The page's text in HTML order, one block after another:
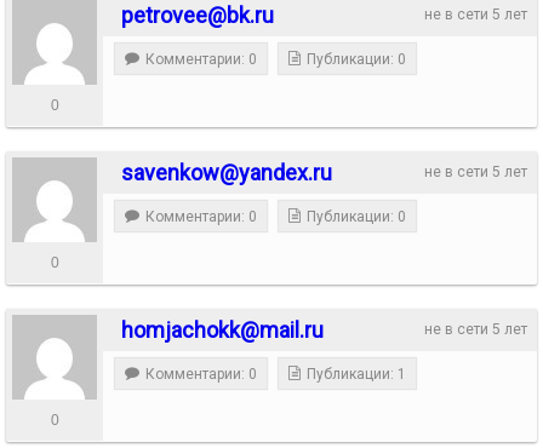
не в сети 5 лет
petrovee@bk.ru
0
Комментарии: 0 Публикации: 0
не в сети 5 лет
savenkow@yandex.ru
0
Комментарии: 0 Публикации: 0
не в сети 5 лет
homjachokk@mail.ru
0
Комментарии: 0 Публикации: 1